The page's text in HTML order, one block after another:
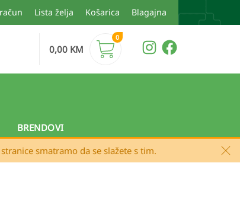
Lista želja Košarica Blagajna
0,00 KM
0
BRENDOVI
smatramo da se slažete s tim.